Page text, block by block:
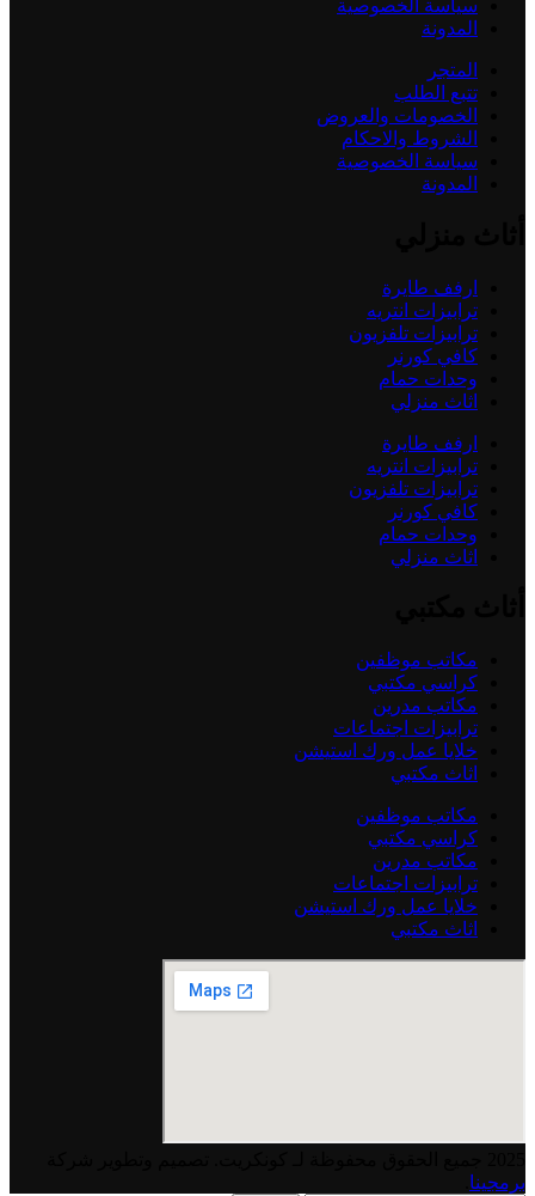
سياسة الخصوصية
المدونة
المتجر
تتبع الطلب
الخصومات والعروض
الشروط والاحكام
سياسة الخصوصية
المدونة
ارفف طايرة
ترابيزات انتريه
ترابيزات تلفزيون
كافي كورنر
وحدات حمام
اثاث منزلي
ارفف طايرة
ترابيزات انتريه
ترابيزات تلفزيون
كافي كورنر
وحدات حمام
اثاث منزلي
مكاتب موظفين
كراسي مكتبي
مكاتب مدرين
ترابيزات اجتماعات
خلايا عمل ورك استيشن
اثاث مكتبي
مكاتب موظفين
كراسي مكتبي
مكاتب مدرين
ترابيزات اجتماعات
خلايا عمل ورك استيشن
اثاث مكتبي
برمجينا